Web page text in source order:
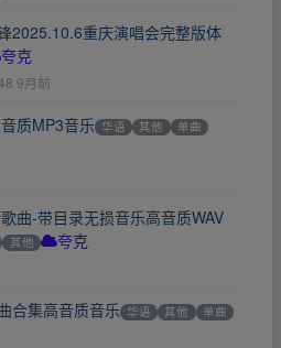
2025.10.6重庆演唱会完整版体
夸克
9月前
质MP3音乐 华语 其他
单曲
曲-带目录无损音乐高音质WAV
其他 夸克
合集高音质音乐 华语 其他
单曲